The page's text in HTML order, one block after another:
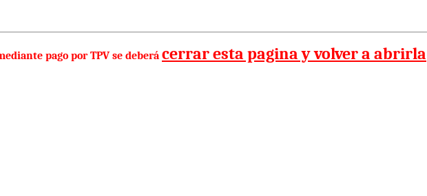
pago por TPV se deberá cerrar esta pagina y volver a abrirla